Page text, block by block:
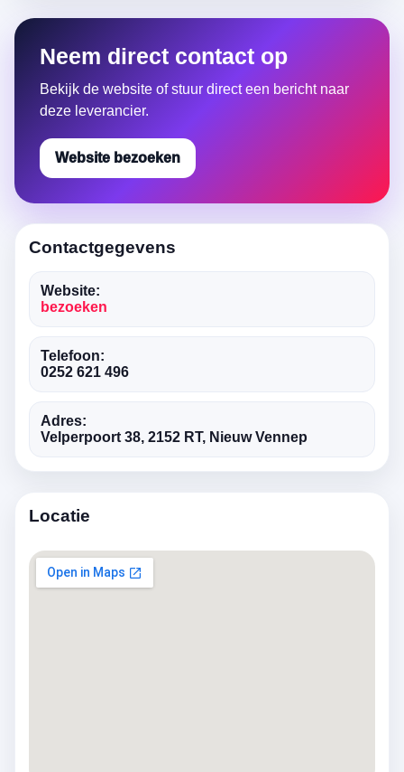
Neem direct contact op
Bekijk de website of stuur direct een bericht naar
deze leverancier.
Website bezoeken
Contactgegevens
Website:
bezoeken
Telefoon:
0252 621 496
Adres:
Velperpoort 38, 2152 RT, Nieuw Vennep
Locatie